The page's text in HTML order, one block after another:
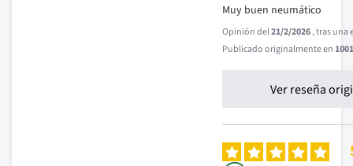
Muy buen neumático
Opinión del21/2/2026, tras una
Publicado originalmente en
Ver reseña